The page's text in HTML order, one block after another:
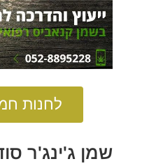
לחנות
שמן ג'ינג'ר